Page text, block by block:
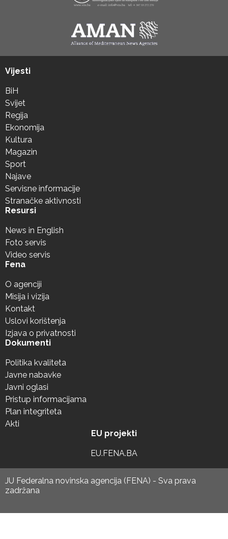
Vijesti
BiH
Svijet
Regija
Ekonomija
Kultura
Magazin
Sport
Najave
Servisne informacije
Stranačke aktivnosti
Resursi
News in English
Foto servis
Video servis
Fena
O agenciji
Misija i vizija
Kontakt
Uslovi korištenja
Izjava o privatnosti
Dokumenti
Politika kvaliteta
Javne nabavke
Javni oglasi
Pristup informacijama
Plan integriteta
Akti
EU projekti
EU.FENA.BA
JU Federalna novinska agencija (FENA) - Sva prava
zadržana